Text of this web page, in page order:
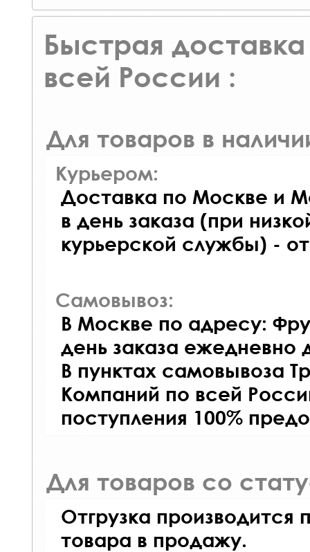
Быстрая доставка
всей России :
Для товаров в
Курьером:
Доставка по Москве и
в день заказа (при
курьерской службы) -
Самовывоз:
В Москве по адресу:
день заказа ежедневно
В пунктах самовывоза
Компаний по всей
поступления 100%
Для товаров со
Отгрузка производится
товара в продажу.